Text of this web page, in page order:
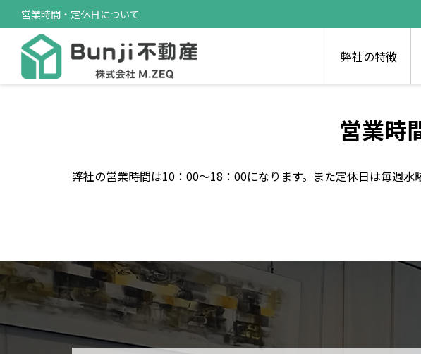
営業時間・定休日について
弊社の特徴
営業時
弊社の営業時間は10：00～18：00になります。また定休日は毎週